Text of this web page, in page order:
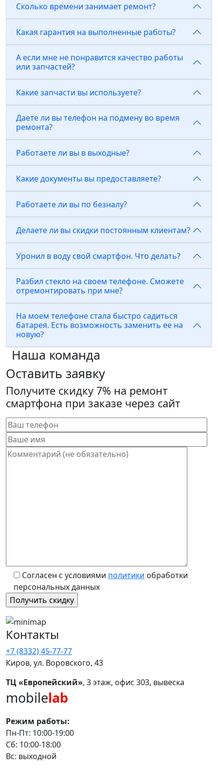
Сколько времени занимает ремонт?
Какая гарантия на выполненные работы?
А если мне не понравится качество работы
или запчастей?
Какие запчасти вы используете?
Даете ли вы телефон на подмену во время
ремонта?
Работаете ли вы в выходные?
Какие документы вы предоставляете?
Работаете ли вы по безналу?
Делаете ли вы скидки постоянным клиентам?
Уронил в воду свой смартфон. Что делать?
Разбил стекло на своем телефоне. Сможете
отремонтировать при мне?
На моем телефоне стала быстро садиться
батарея. Есть возможность заменить ее на
новую?
Наша команда
Оставить заявку
Получите скидку 7% на ремонт
смартфона при заказе через сайт
Согласен с условиями политики обработки
персональных данных
Контакты
+7 (8332) 45-77-77
Киров, ул. Воровского, 43
ТЦ «Европейский», 3 этаж, офис 303, вывеска
mobilelab
Режим работы:
Пн-Пт: 10:00-19:00
Сб: 10:00-18:00
Вс: выходной